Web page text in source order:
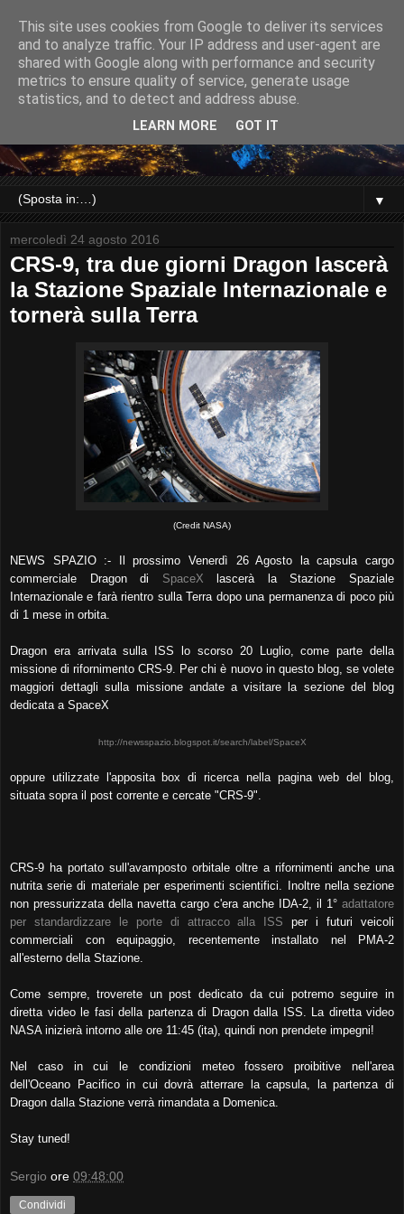
▼
mercoledì 24 agosto 2016
CRS-9, tra due giorni Dragon lascerà
la Stazione Spaziale Internazionale e
tornerà sulla Terra
(Credit NASA)
NEWS SPAZIO :- Il prossimo Venerdì 26 Agosto la capsula cargo
commerciale Dragon di SpaceX lascerà la Stazione Spaziale
Internazionalee farà rientro sulla Terra dopo una permanenza di poco più
di 1 mese in orbita.
Dragon era arrivata sulla ISS lo scorso 20 Luglio, come parte della
missione di rifornimento CRS-9. Per chi è nuovo in questo blog, se volete
maggiori dettagli sulla missione andate a visitare la sezione del blog
dedicata a SpaceX
http://newsspazio.blogspot.it/search/label/SpaceX
oppure utilizzate l'apposita box di ricerca nella pagina web del blog,
situata sopra il post corrente e cercate "CRS-9".
CRS-9 ha portato sull'avamposto orbitale oltre a rifornimenti anche una
nutrita serie di materiale per esperimenti scientifici. Inoltre nella sezione
non pressurizzata della navetta cargo c'era anche IDA-2, il 1° adattatore
per standardizzare le porte di attracco alla ISS per i futuri veicoli
commerciali con equipaggio, recentemente installato nel PMA-2
all'esterno della Stazione.
Come sempre, troverete un post dedicato da cui potremo seguire in
diretta video le fasi della partenza di Dragon dalla ISS. La diretta video
NASA inizierà intorno alle ore 11:45 (ita), quindi non prendete impegni!
Nel caso in cui le condizioni meteo fossero proibitive nell'area
dell'Oceano Pacifico in cui dovrà atterrare la capsula, la partenza di
Dragon dalla Stazione verrà rimandata a Domenica.
Stay tuned!
Sergio ore 09:48:00
Condividi
This site uses cookies from Google to deliver its services
and to analyze traffic. Your IP address and user-agent are
shared with Google along with performance and security
metrics to ensure quality of service, generate usage
statistics, and to detect and address abuse.
LEARN MORE GOT IT